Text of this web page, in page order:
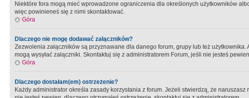
Niektóre fora mogą mieć wprowadzone ograniczenia dla określonych użytkowników
więc powinieneś się z nimi skontaktować.
Góra
Dlaczego nie mogę dodawać załączników?
Zezwolenia załączników są przyznawane dla danego forum, grupy lub też
mogą wysyłać załączniki. Skontaktuj się z administratorem Forum, jeśli nie jesteś
Góra
Dlaczego dostałam(em) ostrzeżenie?
Każdy administrator określa zasady korzystania z forum. Jeżeli stwierdzą, że